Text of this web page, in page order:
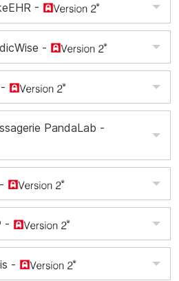
-
-
-
PandaLab -
-
-
-